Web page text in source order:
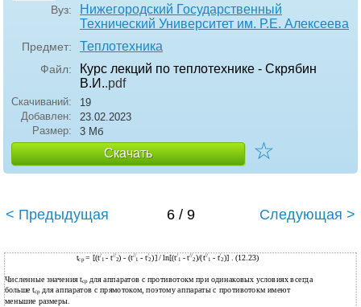
Вуз:
Нижегородский Государственный
Технический Университет им. Р.Е. Алексеева
Предмет: Теплотехника
Файл:
Курс лекций по теплотехнике - Скрябин
В.И..pdf
Скачиваний:
19
Добавлен:
23.02.2023
Размер:
3 Мб
Скачать ☆
< Предыдущая 6 / 9 Следующая >
tср= [(t/
1- t//
2) - (t//
1- t/
2)] / ln[(t/
1 - t//
2)/(t//
1 - t/
2)] . (12.23)
Численные значения tср для аппаратов с противотокм при одинаковых условиях всегда
больше tср для аппаратов с прямотоком, поэтому аппараты с противотокм имеют
меньшие размеры.